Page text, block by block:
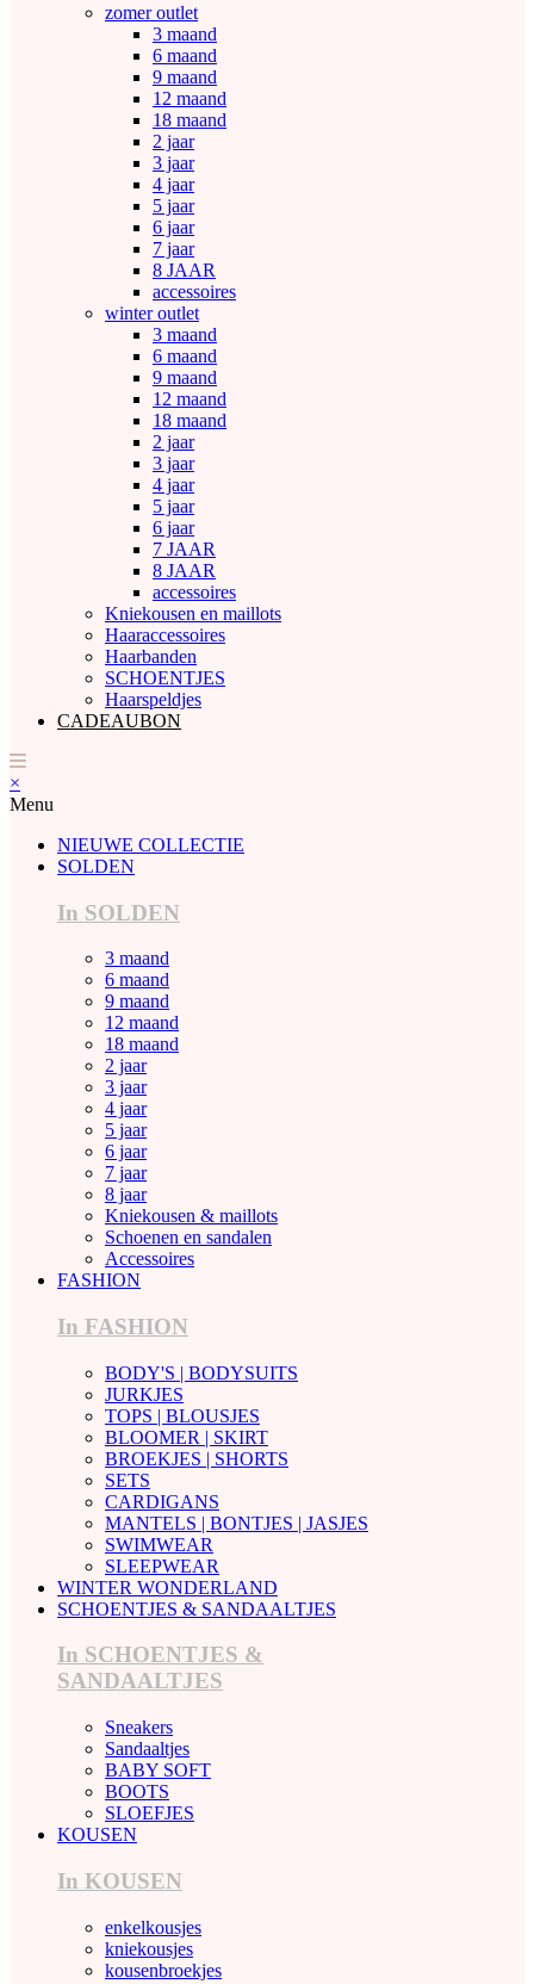
zomer outlet
3 maand
6 maand
9 maand
12 maand
18 maand
2 jaar
3 jaar
4 jaar
5 jaar
6 jaar
7 jaar
8 JAAR
accessoires
winter outlet
3 maand
6 maand
9 maand
12 maand
18 maand
2 jaar
3 jaar
4 jaar
5 jaar
6 jaar
7 JAAR
8 JAAR
accessoires
Kniekousen en maillots
Haaraccessoires
Haarbanden
SCHOENTJES
Haarspeldjes
CADEAUBON
×
Menu
NIEUWE COLLECTIE
SOLDEN
In SOLDEN
3 maand
6 maand
9 maand
12 maand
18 maand
2 jaar
3 jaar
4 jaar
5 jaar
6 jaar
7 jaar
8 jaar
Kniekousen & maillots
Schoenen en sandalen
Accessoires
FASHION
In FASHION
BODY'S | BODYSUITS
JURKJES
TOPS | BLOUSJES
BLOOMER | SKIRT
BROEKJES | SHORTS
SETS
CARDIGANS
MANTELS | BONTJES | JASJES
SWIMWEAR
SLEEPWEAR
WINTER WONDERLAND
SCHOENTJES & SANDAALTJES
In SCHOENTJES &
SANDAALTJES
Sneakers
Sandaaltjes
BABY SOFT
BOOTS
SLOEFJES
KOUSEN
In KOUSEN
enkelkousjes
kniekousjes
kousenbroekjes